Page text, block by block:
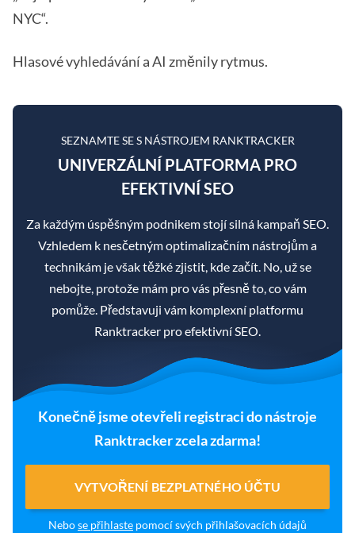
NYC“.
Hlasové vyhledávání a AI změnily rytmus.
SEZNAMTE SE S NÁSTROJEM RANKTRACKER
UNIVERZÁLNÍ PLATFORMA PRO
EFEKTIVNÍ SEO
Za každým úspěšným podnikem stojí silná kampaň SEO.
Vzhledem k nesčetným optimalizačním nástrojům a
technikám je však těžké zjistit, kde začít. No, už se
nebojte, protože mám pro vás přesně to, co vám
pomůže. Představuji vám komplexní platformu
Ranktracker pro efektivní SEO.
Konečně jsme otevřeli registraci do nástroje
Ranktracker zcela zdarma!
VYTVOŘENÍ BEZPLATNÉHO ÚČTU
Nebose přihlaste pomocí svých přihlašovacích údajů